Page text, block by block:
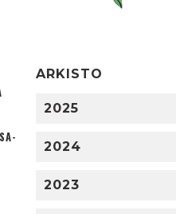
ARKISTO
2025
2024
2023